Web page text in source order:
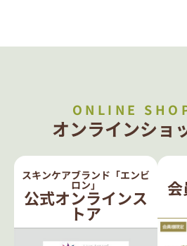
ONLINE
オンラインショ
スキンケアブランド「エンビ
ロン」
公式オンラインス
トア
会